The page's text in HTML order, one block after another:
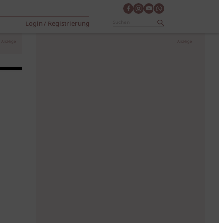
Login / Registrierung
Anzeige Anzeige